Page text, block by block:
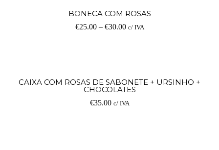
BONECA COM ROSAS
€25.00– €30.00 c/ IVA
CAIXA COM ROSAS DE SABONETE + URSINHO +
CHOCOLATES
€35.00 c/ IVA